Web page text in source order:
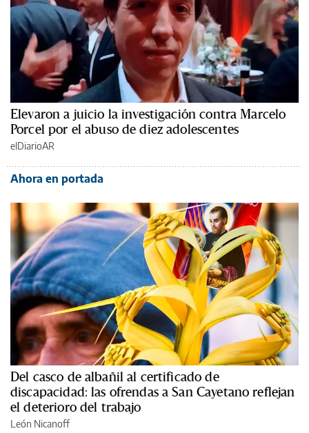
Elevaron a juicio la investigación contra Marcelo
Porcel por el abuso de diez adolescentes
elDiarioAR
Ahora en portada
Del casco de albañil al certificado de
discapacidad: las ofrendas a San Cayetano reflejan
el deterioro del trabajo
León Nicanoff